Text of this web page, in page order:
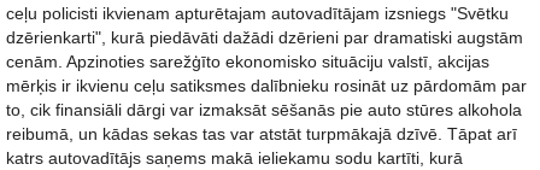
ceļu policisti ikvienam apturētajam autovadītājam izsniegs "Svētku
dzērienkarti", kurā piedāvāti dažādi dzērieni par dramatiski augstām
cenām. Apzinoties sarežģīto ekonomisko situāciju valstī, akcijas
mērķis ir ikvienu ceļu satiksmes dalībnieku rosināt uz pārdomām par
to, cik finansiāli dārgi var izmaksāt sēšanās pie auto stūres alkohola
reibumā, un kādas sekas tas var atstāt turpmākajā dzīvē. Tāpat arī
katrs autovadītājs saņems makā ieliekamu sodu kartīti, kurā